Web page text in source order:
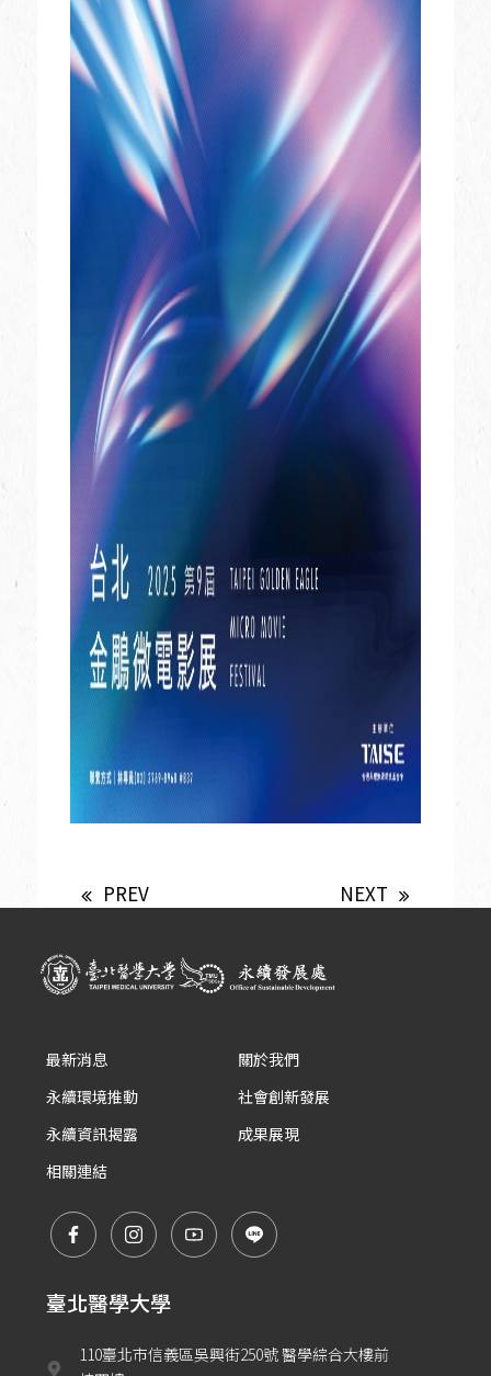
PREV NEXT
最新消息
關於我們
永續環境推動
社會創新發展
永續資訊揭露
成果展現
相關連結
臺北醫學大學
110臺北市信義區吳興街250號 醫學綜合大樓前